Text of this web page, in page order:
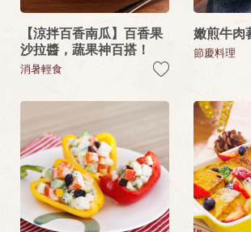
【涼拌百香南瓜】百香果
沙拉醬，蔬果神百搭！
消暑輕食
嫩煎牛肉
節慶料理